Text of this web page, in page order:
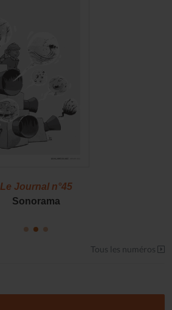
Le Journal n°45
Sonorama
Tous les numéros